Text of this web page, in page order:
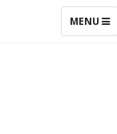
TOGGLE
MENU